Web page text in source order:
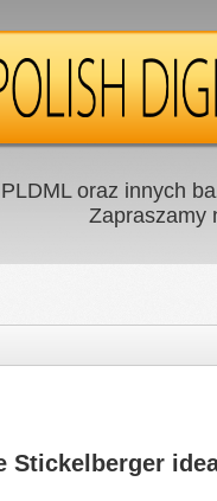
oraz innych
Zapraszamy
Stickelberger